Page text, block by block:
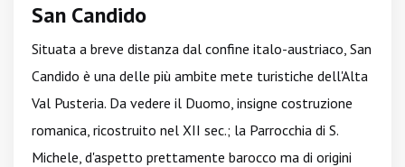
San Candido
Situata a breve distanza dal confine italo-austriaco, San
Candido è una delle più ambite mete turistiche dell'Alta
Val Pusteria. Da vedere il Duomo, insigne costruzione
romanica, ricostruito nel XII sec.; la Parrocchia di S.
Michele, d'aspetto prettamente barocco ma di origini